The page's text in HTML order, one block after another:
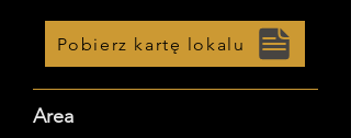
Pobierz kartę lokalu
Area